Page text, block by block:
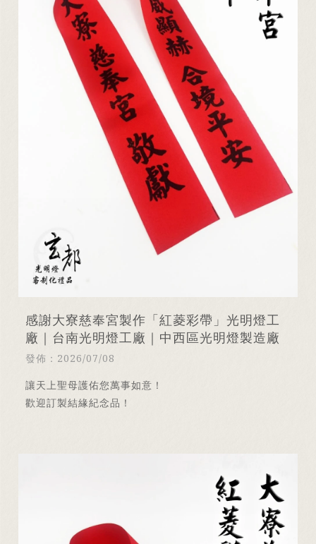
感謝大寮慈奉宮製作「紅菱彩帶」光明燈工
廠｜台南光明燈工廠｜中西區光明燈製造廠
發佈：2026/07/08
讓天上聖母護佑您萬事如意！
歡迎訂製結緣紀念品！